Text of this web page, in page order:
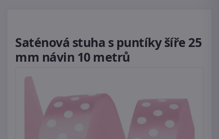
Saténová stuha s puntíky šíře 25
mm návin 10 metrů